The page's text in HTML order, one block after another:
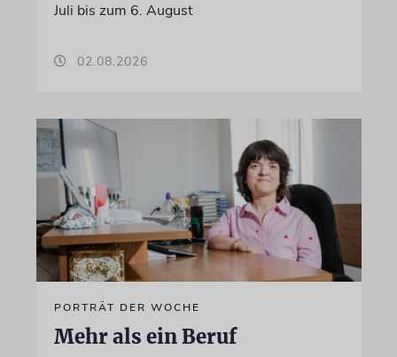
Juli bis zum 6. August
02.08.2026
PORTRÄT DER WOCHE
Mehr als ein Beruf